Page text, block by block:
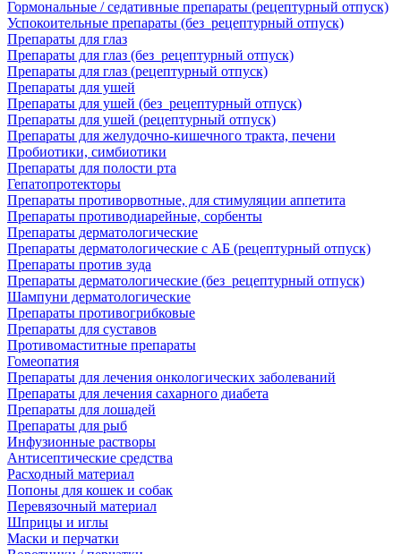
Гормональные / седативные препараты (рецептурный отпуск)
Успокоительные препараты (без_рецептурный отпуск)
Препараты для глаз
Препараты для глаз (без_рецептурный отпуск)
Препараты для глаз (рецептурный отпуск)
Препараты для ушей
Препараты для ушей (без_рецептурный отпуск)
Препараты для ушей (рецептурный отпуск)
Препараты для желудочно-кишечного тракта, печени
Пробиотики, симбиотики
Препараты для полости рта
Гепатопротекторы
Препараты противорвотные, для стимуляции аппетита
Препараты противодиарейные, сорбенты
Препараты дерматологические
Препараты дерматологические с АБ (рецептурный отпуск)
Препараты против зуда
Препараты дерматологические (без_рецептурный отпуск)
Шампуни дерматологические
Препараты противогрибковые
Препараты для суставов
Противомаститные препараты
Гомеопатия
Препараты для лечения онкологических заболеваний
Препараты для лечения сахарного диабета
Препараты для лошадей
Препараты для рыб
Инфузионные растворы
Антисептические средства
Расходный материал
Попоны для кошек и собак
Перевязочный материал
Шприцы и иглы
Маски и перчатки